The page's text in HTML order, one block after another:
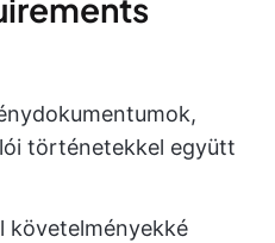
történetekkel együtt
követelményekké